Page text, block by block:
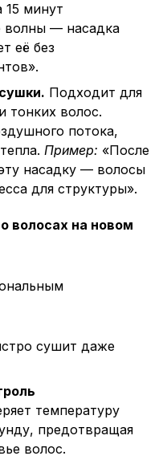
15 минут
волны — насадка
её без
Подходит для
тонких волос.
потока,
Пример: «После
насадку — волосы
для структуры».
волосах на новом
сушит даже
температуру
предотвращая
волос.